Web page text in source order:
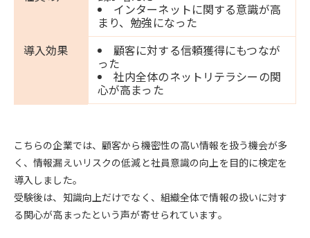
インターネットに関する意識が高
まり、勉強になった
導入効果
顧客に対する信頼獲得にもつなが
った
社内全体のネットリテラシーの関
心が高まった
こちらの企業では、顧客から機密性の高い情報を扱う機会が多
く、情報漏えいリスクの低減と社員意識の向上を目的に検定を
導入しました。
受験後は、知識向上だけでなく、組織全体で情報の扱いに対す
る関心が高まったという声が寄せられています。